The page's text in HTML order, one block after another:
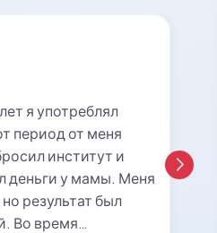
я употреблял
период от меня
институт и
деньги у мамы. Меня
результат был
Во время